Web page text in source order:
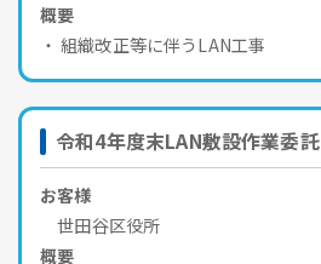
概要
組織改正等に伴うLAN工事
令和4年度末LAN敷設作業委託
お客様
世田谷区役所
概要